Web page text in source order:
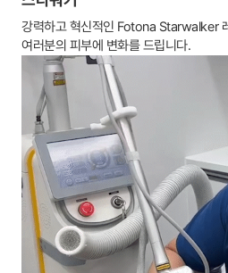
강력하고 혁신적인 Fotona Starwalker
여러분의 피부에 변화를 드립니다.